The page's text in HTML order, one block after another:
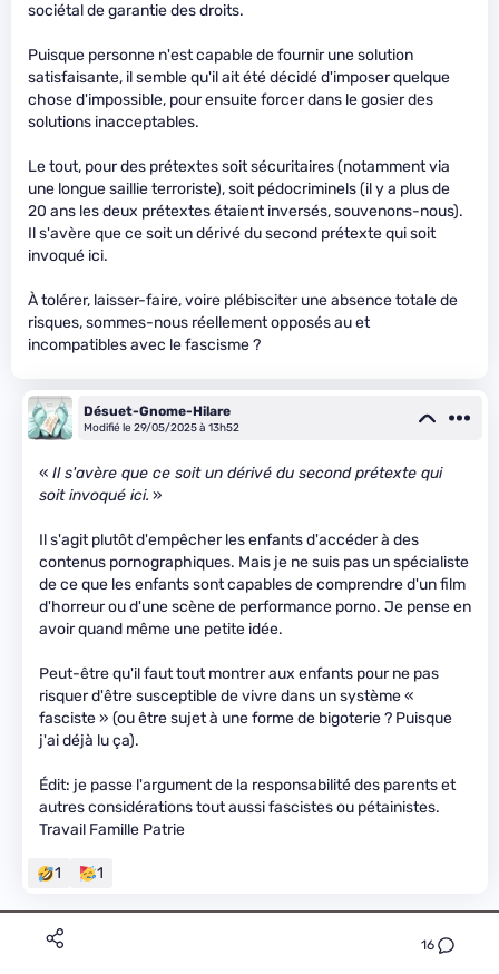
16
sociétal de garantie des droits.
Puisque personne n'est capable de fournir une solution
satisfaisante, il semble qu'il ait été décidé d'imposer quelque
chose d'impossible, pour ensuite forcer dans le gosier des
solutions inacceptables.
Le tout, pour des prétextes soit sécuritaires (notamment via
une longue saillie terroriste), soit pédocriminels (il y a plus de
20 ans les deux prétextes étaient inversés, souvenons-nous).
Il s'avère que ce soit un dérivé du second prétexte qui soit
invoqué ici.
À tolérer, laisser-faire, voire plébisciter une absence totale de
risques, sommes-nous réellement opposés au et
incompatibles avec le fascisme ?
Désuet-Gnome-Hilare
Modifié le 29/05/2025 à 13h52
« Il s'avère que ce soit un dérivé du second prétexte qui
soit invoqué ici. »
Il s'agit plutôt d'empêcher les enfants d'accéder à des
contenus pornographiques. Mais je ne suis pas un spécialiste
de ce que les enfants sont capables de comprendre d'un film
d'horreur ou d'une scène de performance porno. Je pense en
avoir quand même une petite idée.
Peut-être qu'il faut tout montrer aux enfants pour ne pas
risquer d'être susceptible de vivre dans un système «
fasciste » (ou être sujet à une forme de bigoterie ? Puisque
j'ai déjà lu ça).
Édit: je passe l'argument de la responsabilité des parents et
autres considérations tout aussi fascistes ou pétainistes.
Travail Famille Patrie
1 1